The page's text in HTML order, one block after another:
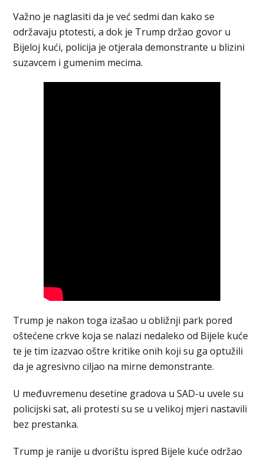
Važno je naglasiti da je već sedmi dan kako se
održavaju ptotesti, a dok je Trump držao govor u
Bijeloj kući, policija je otjerala demonstrante u blizini
suzavcem i gumenim mecima.
Trump je nakon toga izašao u obližnji park pored
oštećene crkve koja se nalazi nedaleko od Bijele kuće
te je tim izazvao oštre kritike onih koji su ga optužili
da je agresivno ciljao na mirne demonstrante.
U međuvremenu desetine gradova u SAD-u uvele su
policijski sat, ali protesti su se u velikoj mjeri nastavili
bez prestanka.
Trump je ranije u dvorištu ispred Bijele kuće održao